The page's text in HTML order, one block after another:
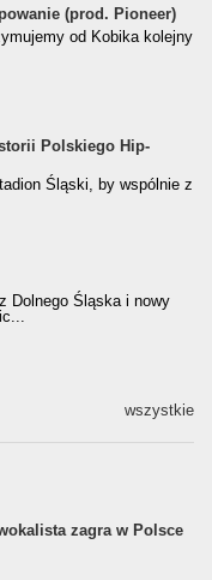
(prod. Pioneer)
(prod. Pioneer)
od Kobika kolejny
Hip-
Polskiego Hip-
Śląski, by wspólnie z
Dolnego Śląska i nowy
wszystkie
zagra w Polsce